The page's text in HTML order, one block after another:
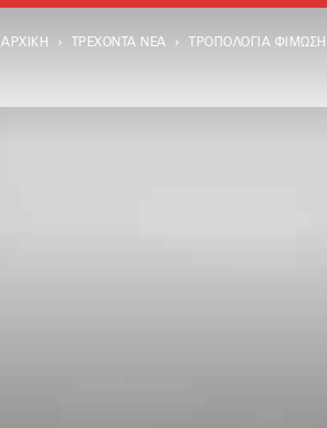
ΑΡΧΙΚΉ ΤΡΈΧΟΝΤΑ ΝΈΑ ΤΡΟΠΟΛΟΓΊΑ